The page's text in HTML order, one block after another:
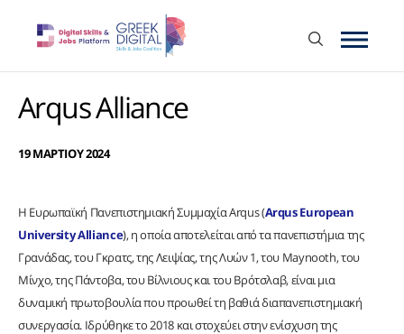
Arqus Alliance
19 ΜΑΡΤΙΟΥ 2024
Η Ευρωπαϊκή Πανεπιστημιακή Συμμαχία Arqus (Arqus European
University Alliance), η οποία αποτελείται από τα πανεπιστήμια της
Γρανάδας, του Γκρατς, της Λειψίας, της Λυών 1, του Maynooth, του
Μίνχο, της Πάντοβα, του Βίλνιους και του Βρότσλαβ, είναι μια
δυναμική πρωτοβουλία που προωθεί τη βαθιά διαπανεπιστημιακή
συνεργασία. Ιδρύθηκε το 2018 και στοχεύει στην ενίσχυση της